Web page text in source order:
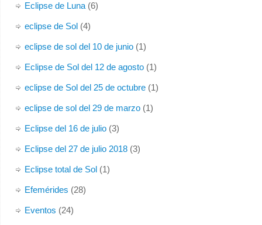
Eclipse de Luna(6)
eclipse de Sol(4)
eclipse de sol del 10 de junio(1)
Eclipse de Sol del 12 de agosto(1)
eclipse de Sol del 25 de octubre(1)
eclipse de sol del 29 de marzo(1)
Eclipse del 16 de julio(3)
Eclipse del 27 de julio 2018(3)
Eclipse total de Sol(1)
Efemérides (28)
Eventos (24)